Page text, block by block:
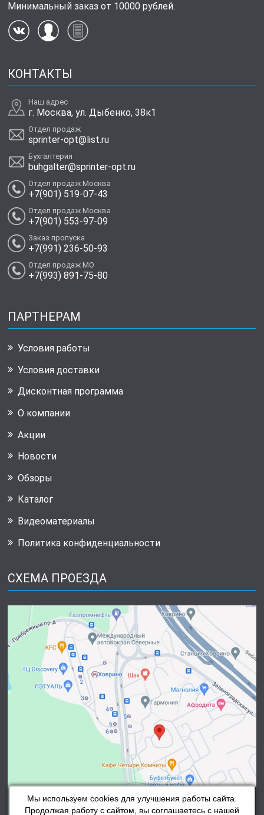
Мы используем cookies для улучшения работы сайта.
Продолжая работу с сайтом, вы соглашаетесь с нашей
Минимальный заказ от 10000 рублей.
КОНТАКТЫ
Наш адрес
г. Москва, ул. Дыбенко, 38к1
Отдел продаж
sprinter-opt@list.ru
Бухгалтерия
buhgalter@sprinter-opt.ru
Отдел продаж Москва
+7(901) 519-07-43
Отдел продаж Москва
+7(901) 553-97-09
Заказ пропуска
+7(991) 236-50-93
Отдел продаж МО
+7(993) 891-75-80
ПАРТНЕРАМ
Условия работы
Условия доставки
Дисконтная программа
О компании
Акции
Новости
Обзоры
Каталог
Видеоматериалы
Политика конфиденциальности
СХЕМА ПРОЕЗДА